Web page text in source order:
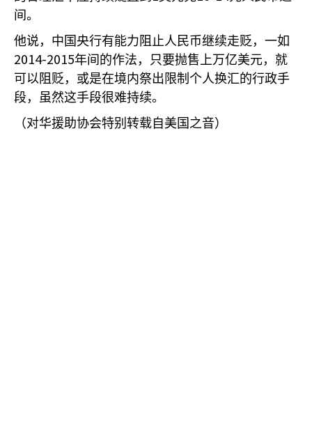
间。
他说，中国央行有能力阻止人民币继续走贬，一如
2014-2015年间的作法，只要抛售上万亿美元，就
可以阻贬，或是在境内祭出限制个人换汇的行政手
段，虽然这手段很难持续。
（对华援助协会特别转载自美国之音）